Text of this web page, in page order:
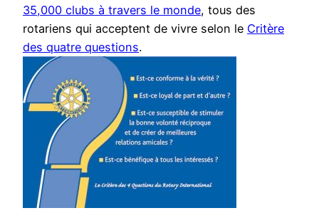
35,000 clubs à travers le monde, tous des
rotariens qui acceptent de vivre selon le Critère
des quatre questions.